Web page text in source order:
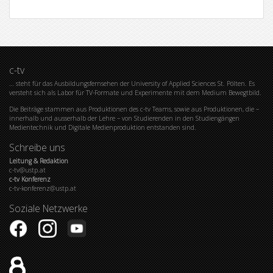
c-tv
… steht für das Ausbildungsfernsehen der University of Applied Sciences St. Pölten. Es
versteht sich als Labor für TV-Formate und Experimente mit dem Medium Bewegtbild.
Die Beiträge stammen aus Produktionen des c-tv Teams, sowie aus Produktionen, die –
innerhalb und ausserhalb der Lehre – von Studierenden in den Studiengängen
Medientechnik und Digitale Medienproduktion entstanden sind.
Schreibe uns
Leitung & Redaktion
c-tv@ustp.at
c-tv Konferenz
c-tv-konferenz@ustp.at
Soziale Netzwerke